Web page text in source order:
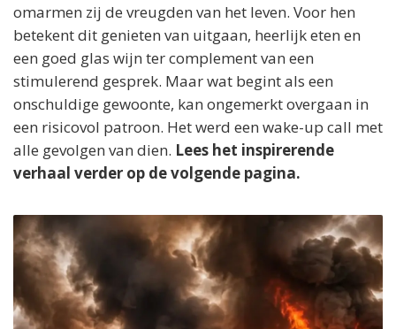
omarmen zij de vreugden van het leven. Voor hen
betekent dit genieten van uitgaan, heerlijk eten en
een goed glas wijn ter complement van een
stimulerend gesprek. Maar wat begint als een
onschuldige gewoonte, kan ongemerkt overgaan in
een risicovol patroon. Het werd een wake-up call met
alle gevolgen van dien. Lees het inspirerende
verhaal verder op de volgende pagina.